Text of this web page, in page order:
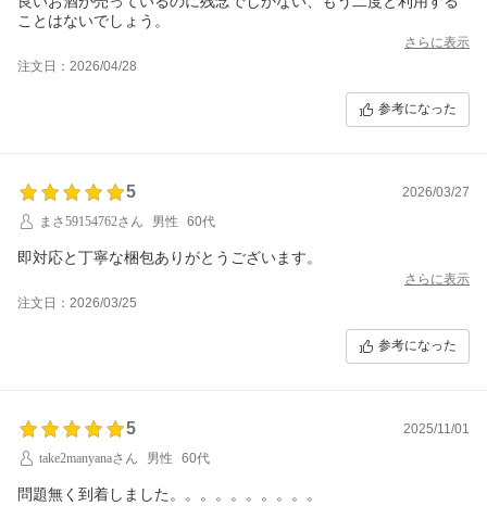
さらに、私が確認した範囲では、注文したコレクション242と届い
たコレクション246では流通価格が約2倍ほど違っていました。価
格差がこれほど大きい商品を、事前の確認もなく別番号の商品に
差し替えて発送し、それをあたかも軽微な違いであるかのように
説明されたことに、強い不信感と怒りを覚えます。
これは単なるミスや表記違いで済ませられる問題ではないと思い
ではありませんでした。
ワイン、特にシャンパーニュのコレクション番号・ヴィンテー
すめします。
ことはないでしょう。
さらに表示
注文日：2026/04/28
参考になった
5
2026/03/27
まさ59154762さん
男性 60代
即対応と丁寧な梱包ありがとうございます。
さらに表示
注文日：2026/03/25
参考になった
5
2025/11/01
take2manyanaさん
男性 60代
問題無く到着しました。。。。。。。。。。